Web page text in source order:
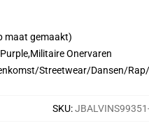
maat gemaakt)
Onervaren
Streetwear/Dansen/
SKU: